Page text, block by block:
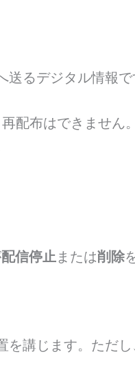
るデジタル情報で
配布はできません。
配信停止または削除
講じます。ただ